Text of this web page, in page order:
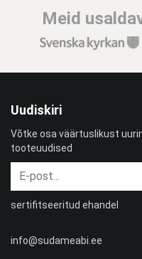
Meid
info@sudameabi.ee
Uudiskiri
Võtke osa väärtuslikust
tooteuudised
sertifitseeritud ehandel